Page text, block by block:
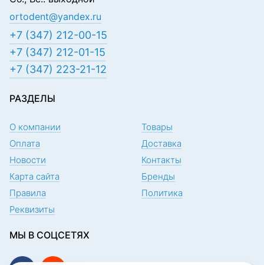
ortodent@yandex.ru
+7 (347) 212-00-15
+7 (347) 212-01-15
+7 (347) 223-21-12
РАЗДЕЛЫ
О компании
Товары
Оплата
Доставка
Новости
Контакты
Карта сайта
Бренды
Правила
Политика
Реквизиты
МЫ В СОЦСЕТЯХ